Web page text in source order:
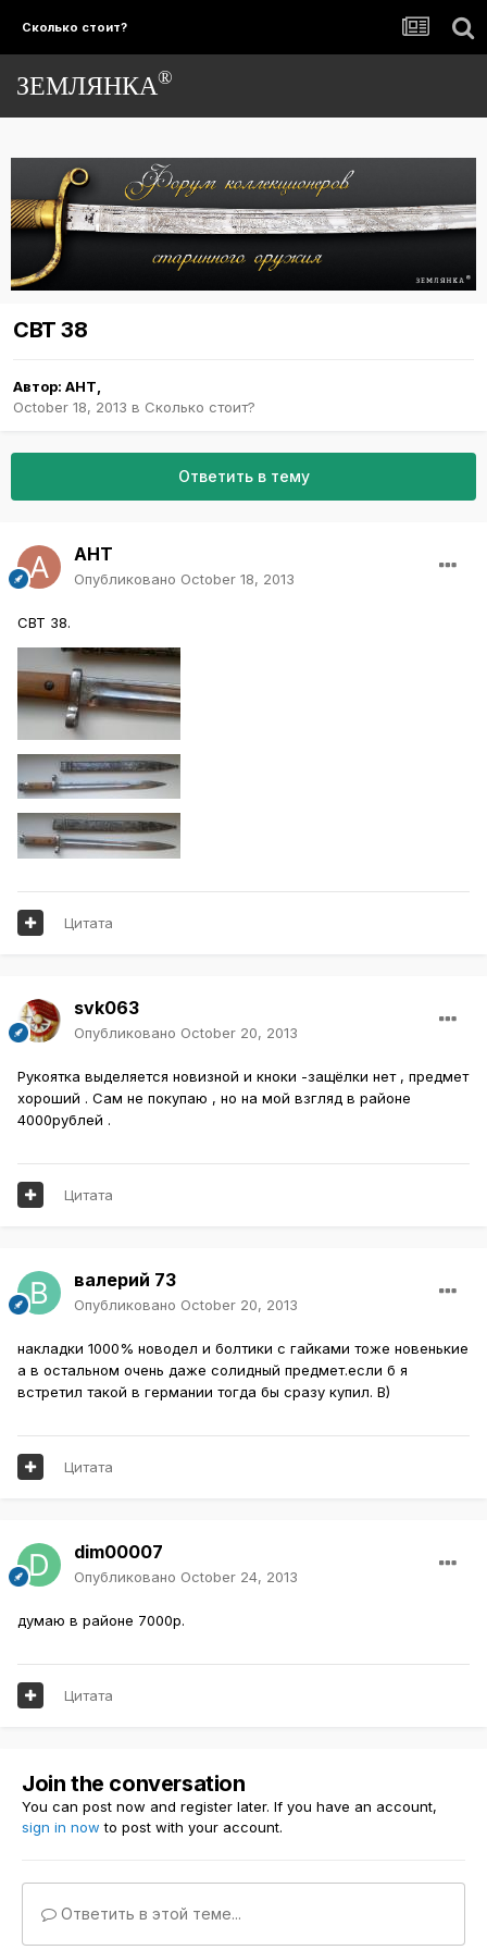
Сколько стоит?
ЗЕМЛЯНКА®
СВТ 38
Автор: AHT
October 18, 2013 в Сколько стоит?
Ответить в тему
AHT
Опубликовано October 18, 2013
СВТ 38.
Цитата
svk063
Опубликовано October 20, 2013
Рукоятка выделяется новизной и кноки -защёлки нет , предмет
хороший . Сам не покупаю , но на мой взгляд в районе
4000рублей .
Цитата
валерий 73
Опубликовано October 20, 2013
накладки 1000% новодел и болтики с гайками тоже новенькие
а в остальном очень даже солидный предмет.если б я
встретил такой в германии тогда бы сразу купил. B)
Цитата
dim00007
Опубликовано October 24, 2013
думаю в районе 7000р.
Цитата
Join the conversation
You can post now and register later. If you have an account,
sign in now to post with your account.
Ответить в этой теме...